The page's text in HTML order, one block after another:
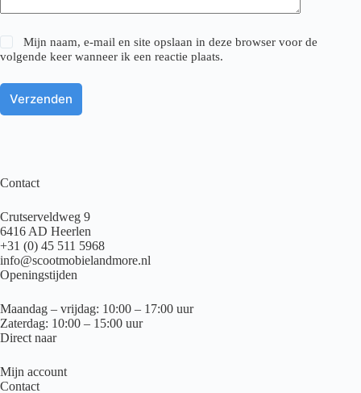
Mijn naam, e-mail en site opslaan in deze browser voor de
volgende keer wanneer ik een reactie plaats.
Verzenden
Contact
Crutserveldweg 9
6416 AD Heerlen
+31 (0) 45 511 5968
info@scootmobielandmore.nl
Openingstijden
Maandag – vrijdag: 10:00 – 17:00 uur
Zaterdag: 10:00 – 15:00 uur
Direct naar
Mijn account
Contact